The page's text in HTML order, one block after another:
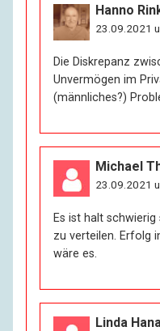
Hanno
23.09.2021
Die Diskrepanz
Unvermögen im
(männliches?)
Michael
23.09.2021
Es ist halt
zu verteilen. Erfolg
wäre es.
Linda